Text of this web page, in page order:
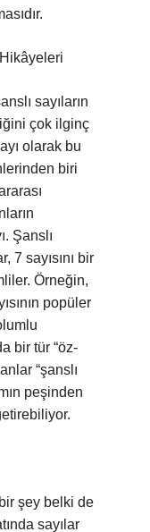
sayıların
çok ilginç
olarak bu
biri
Şanslı
7 sayısını bir
Örneğin,
popüler
bir tür “öz-
“şanslı
peşinden
şey belki de
sayılar